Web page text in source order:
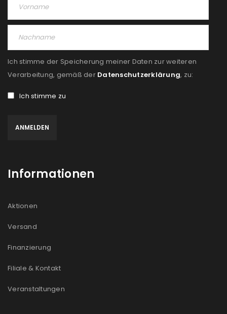
akzeptiere die
REGISTRIEREN
Ich stimme der Speicherung meiner Daten zur weiteren
Verarbeitung, gemäß der Datenschutzerklärung, zu:
Ich stimme zu
Informationen
Aktionen
Versand
Finanzierung
Filiale & Kontakt
Veranstaltungen